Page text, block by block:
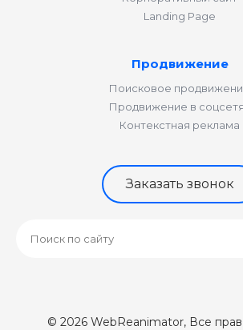
Landing Page
Продвижение
Поисковое
Продвижение в
Контекстная реклама
Заказать звонок
© 2026 WebReanimator, Все